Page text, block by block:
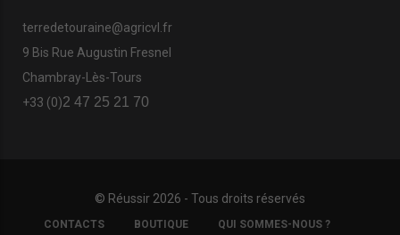
terredetouraine@agricvl.fr
9 Bis Rue Augustin Fresnel
Chambray-Lès-Tours
+33 (0)2 47 25 21 70
© Réussir 2026 - Tous droits réservés
FOOTER
COPYRIGHT
CONTACTS BOUTIQUE QUI SOMMES-NOUS ?